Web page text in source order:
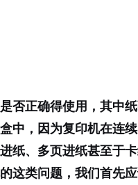
否正确得使用，其中
中，因为复印机在连
纸、多页进纸甚至于
这类问题，我们首先